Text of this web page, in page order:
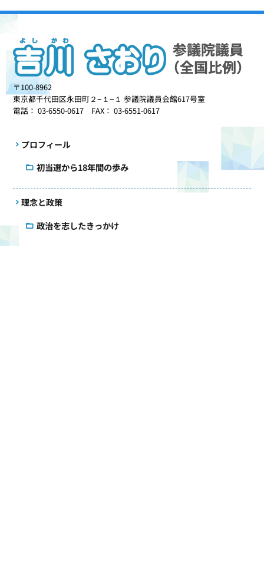
〒100-8962
東京都千代田区永田町２−１−１ 参議院議員会館617号室
電話： 03-6550-0617 FAX： 03-6551-0617
プロフィール
初当選から18年間の歩み
理念と政策
政治を志したきっかけ